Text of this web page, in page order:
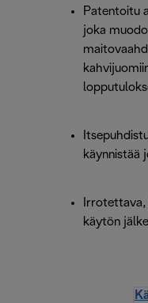
Patentoitu
joka
käynnistää
käytön